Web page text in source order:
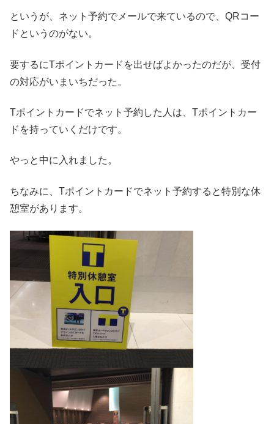
というが、ネット予約でメールで来ているので、QRコー
ドというのがない。
要するにTポイントカードを出せばよかったのだが、受付
の対応がいまいちだった。
Tポイントカードでネット予約した人は、Tポイントカー
ドを持っていくだけです。
やっと中に入れました。
ちなみに、Tポイントカードでネット予約すると特別な休
憩室があります。